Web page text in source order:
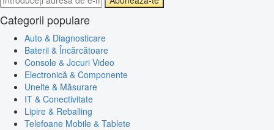
Categorii populare
Auto & Diagnosticare
Baterii & Încărcătoare
Console & Jocuri Video
Electronică & Componente
Unelte & Măsurare
IT & Conectivitate
Lipire & Reballing
Telefoane Mobile & Tablete